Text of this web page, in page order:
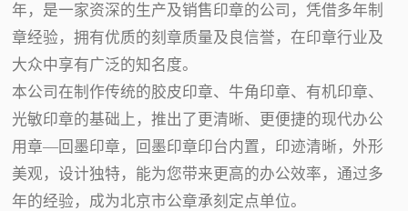
年，是一家资深的生产及销售印章的公司，凭借多年制
章经验，拥有优质的刻章质量及良信誉，在印章行业及
大众中享有广泛的知名度。
本公司在制作传统的胶皮印章、牛角印章、有机印章、
光敏印章的基础上，推出了更清晰、更便捷的现代办公
用章—回墨印章，回墨印章印台内置，印迹清晰，外形
美观，设计独特，能为您带来更高的办公效率，通过多
年的经验，成为北京市公章承刻定点单位。